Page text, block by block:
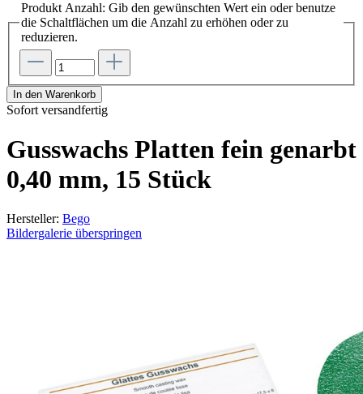
Produkt Anzahl: Gib den gewünschten Wert ein oder benutze
die Schaltflächen um die Anzahl zu erhöhen oder zu
reduzieren.
In den Warenkorb
Sofort versandfertig
Gusswachs Platten fein genarbt
0,40 mm, 15 Stück
Hersteller: Bego
Bildergalerie überspringen